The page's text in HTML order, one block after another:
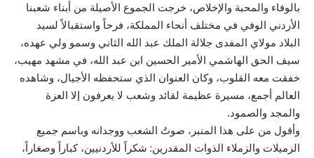
بالوفاء والمحبة والإخلاص، خرجت الجموع الأصيلة من أبناء شعبنا
الأردني الوفي في مختلف أنحاء المملكة، فرحاً واستقبالاً لسيد
البلاد مولاي المفدى جلالة الملك عبد الله الثاني وسمو ولي عهده،
سيف الحق الهاشمي الأمير الحسين ابن عبد الله، في مشهد مهيب،
خفقت معه القلوب، وكان العنوان الذي ستحفظه الأجيال، وشاهده
العالم أجمع، مسيرة عظيمة لقائد وشعب لا يعرفون إلا العزة
والمجد والصمود.
وأقول من على هذا المنبر، صوتُ الشعب ووجدانه وباسم جميع
الزميلات والزملاء الذوات المقدرين: شكراً للأردنيين، كباراً وصغاراً،